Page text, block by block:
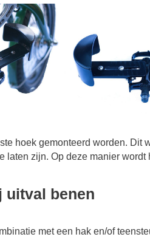
hoek gemonteerd worden.
laten zijn. Op deze manier
uitval benen
met een hak en/of